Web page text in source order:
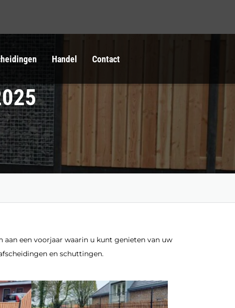
Handel Contact
een voorjaar waarin u kunt genieten van uw
en schuttingen.